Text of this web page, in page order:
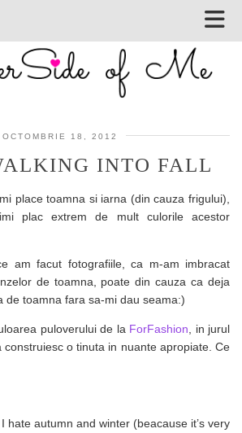
OCTOMBRIE 18, 2012
INTO FALL
place toamna si iarna (din cauza frigului),
plac extrem de mult culorile acestor
am facut fotografiile, ca m-am imbracat
de toamna, poate din cauza ca deja
de toamna fara sa-mi dau seama:)
puloverului de la ForFashion , in jurul
o tinuta in nuante apropiate. Ce
hate autumn and winter (beacause it’s very